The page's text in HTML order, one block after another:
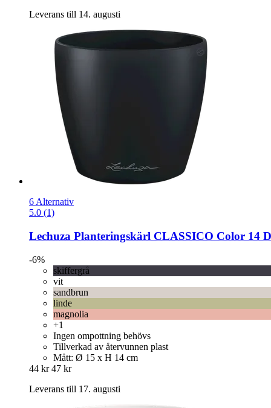
Leverans till 14. augusti
6 Alternativ
5.0 (1)
Lechuza Planteringskärl CLASSICO Color 14
-6%
skiffergrå
vit
sandbrun
linde
magnolia
+1
Ingen ompottning behövs
Tillverkad av återvunnen plast
Mått: Ø 15 x H 14 cm
44 kr 47 kr
Leverans till 17. augusti